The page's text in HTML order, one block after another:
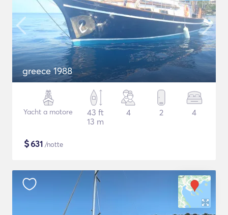
greece 1988
Yacht a motore
43 ft
13 m
4 2 4
$631 /notte